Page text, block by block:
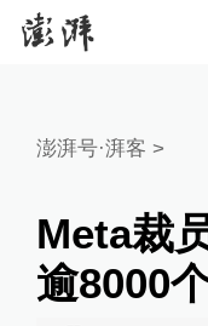
澎湃号·湃客 >
Meta裁
逾8000